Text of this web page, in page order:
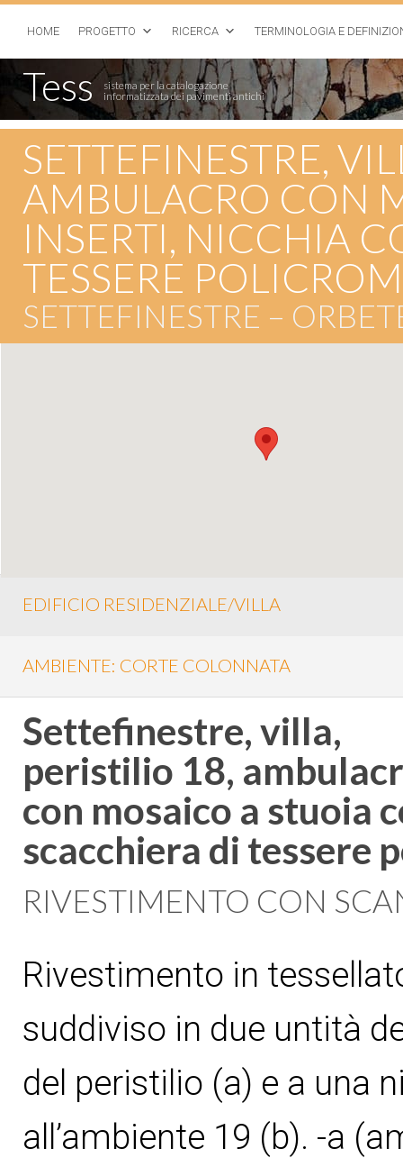
HOME PROGETTO RICERCA TERMINOLOGIA E
Tess
sistema per la catalogazione
informatizzata dei pavimenti antichi
SETTEFINESTRE,
AMBULACRO CON
INSERTI, NICCHIA
TESSERE
SETTEFINESTRE –
EDIFICIO RESIDENZIALE/VILLA
AMBIENTE: CORTE COLONNATA
Settefinestre, villa,
peristilio 18,
con mosaico a stuoia
scacchiera di tessere
RIVESTIMENTO CON
Rivestimento in
suddiviso in due untità
del peristilio (a) e a una
all’ambiente 19 (b). -a